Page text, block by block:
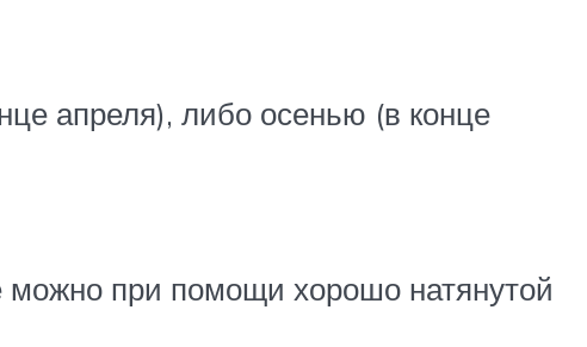
апреля), либо осенью (в конце
можно при помощи хорошо натянутой